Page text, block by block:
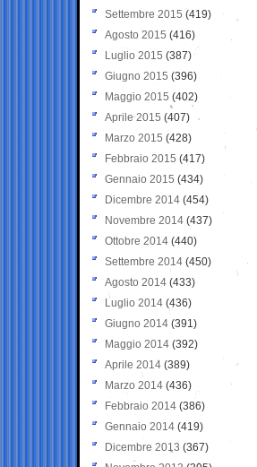
Settembre 2015 (419)
Agosto 2015 (416)
Luglio 2015 (387)
Giugno 2015 (396)
Maggio 2015 (402)
Aprile 2015 (407)
Marzo 2015 (428)
Febbraio 2015 (417)
Gennaio 2015 (434)
Dicembre 2014 (454)
Novembre 2014 (437)
Ottobre 2014 (440)
Settembre 2014 (450)
Agosto 2014 (433)
Luglio 2014 (436)
Giugno 2014 (391)
Maggio 2014 (392)
Aprile 2014 (389)
Marzo 2014 (436)
Febbraio 2014 (386)
Gennaio 2014 (419)
Dicembre 2013 (367)